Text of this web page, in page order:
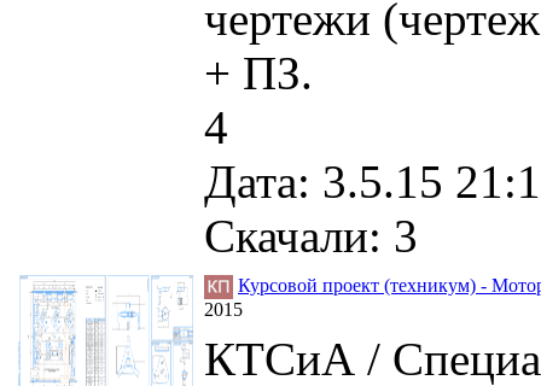
чертежи
+ ПЗ.
4
Дата: 3.5.15
Скачали: 3
Курсовой проект (техникум) -
2015
КТСиА /